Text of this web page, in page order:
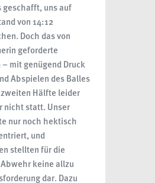
geschafft, uns auf
von 14:12
Doch das von
geforderte
mit genügend Druck
Abspielen des Balles
Hälfte leider
nicht statt. Unser
nur noch hektisch
und
stellten für die
keine allzu
dar. Dazu